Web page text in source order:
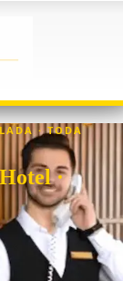
· TODA
·